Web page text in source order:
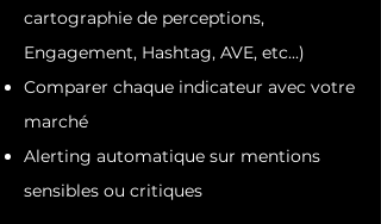
cartographie de perceptions,
Engagement, Hashtag, AVE, etc...)
Comparer chaque indicateur avec votre
marché
Alerting automatique sur mentions
sensibles ou critiques